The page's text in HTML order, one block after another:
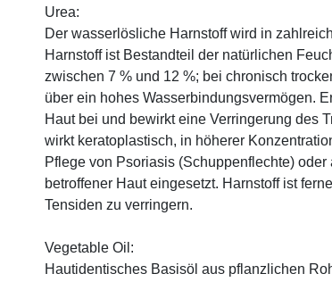
Urea:
Der wasserlösliche Harnstoff wird in
Harnstoff ist Bestandteil der natürlichen
zwischen 7 % und 12 %; bei chronisch
über ein hohes Wasserbindungsvermögen.
Haut bei und bewirkt eine Verringerung des
wirkt keratoplastisch, in höherer
Pflege von Psoriasis (Schuppenflechte)
betroffener Haut eingesetzt. Harnstoff ist
Tensiden zu verringern.
Vegetable Oil:
Hautidentisches Basisöl aus pflanzlichen